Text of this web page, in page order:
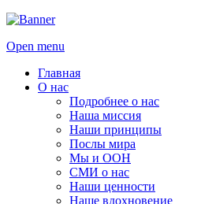
Open menu
Главная
О нас
Подробнее о нас
Наша миссия
Наши принципы
Послы мира
Мы и ООН
СМИ о нас
Наши ценности
Наше вдохновение